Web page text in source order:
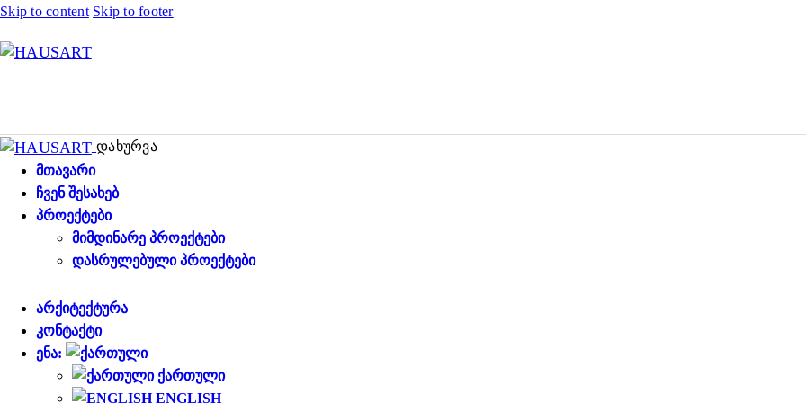
Skip to content Skip to footer
დახურვა
ᲛᲗᲐᲕᲐᲠᲘ
ᲩᲕᲔᲜ ᲨᲔᲡᲐᲮᲔᲑ
ᲞᲠᲝᲔᲥᲢᲔᲑᲘ
ᲛᲘᲛᲓᲘᲜᲐᲠᲔ ᲞᲠᲝᲔᲥᲢᲔᲑᲘ
ᲓᲐᲡᲠᲣᲚᲔᲑᲣᲚᲘ ᲞᲠᲝᲔᲥᲢᲔᲑᲘ
ᲐᲠᲥᲘᲢᲔᲥᲢᲣᲠᲐ
ᲙᲝᲜᲢᲐᲥᲢᲘ
ᲔᲜᲐ:
ᲥᲐᲠᲗᲣᲚᲘ
ENGLISH